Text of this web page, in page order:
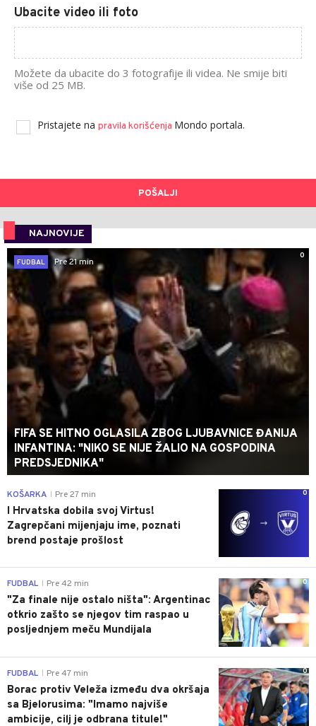
Ubacite video ili foto
Možete da ubacite do 3 fotografije ili videa. Ne smije biti
više od 25 MB.
Pristajete na pravila korišćenja Mondo portala.
POŠALJI
NAJNOVIJE
0
FUDBAL
Pre 21 min
FIFA SE HITNO OGLASILA ZBOG LJUBAVNICE ĐANIJA
INFANTINA: "NIKO SE NIJE ŽALIO NA GOSPODINA
PREDSJEDNIKA"
0
KOŠARKA Pre 27 min
I Hrvatska dobila svoj Virtus!
Zagrepčani mijenjaju ime, poznati
brend postaje prošlost
0
FUDBAL Pre 42 min
"Za finale nije ostalo ništa": Argentinac
otkrio zašto se njegov tim raspao u
posljednjem meču Mundijala
0
FUDBAL Pre 47 min
Borac protiv Veleža između dva okršaja
sa Bjelorusima: "Imamo najviše
ambicije, cilj je odbrana titule!"